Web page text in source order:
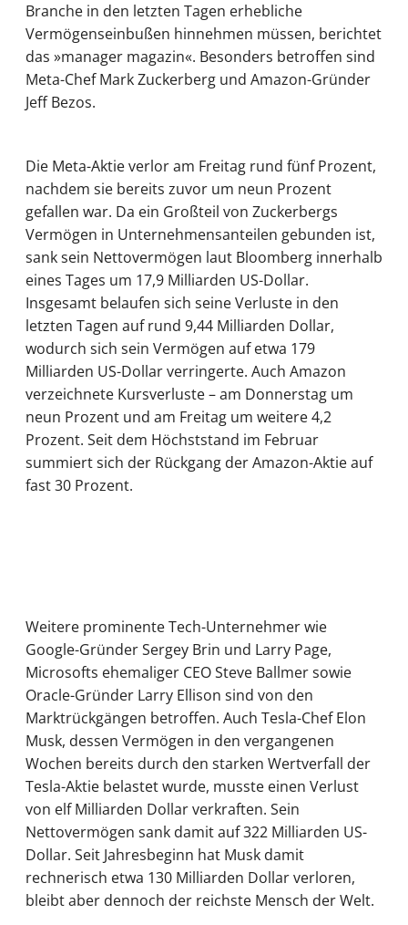
Branche in den letzten Tagen erhebliche
Vermögenseinbußen hinnehmen müssen, berichtet
das »manager magazin«. Besonders betroffen sind
Meta-Chef Mark Zuckerberg und Amazon-Gründer
Jeff Bezos.
Die Meta-Aktie verlor am Freitag rund fünf Prozent,
nachdem sie bereits zuvor um neun Prozent
gefallen war. Da ein Großteil von Zuckerbergs
Vermögen in Unternehmensanteilen gebunden ist,
sank sein Nettovermögen laut Bloomberg innerhalb
eines Tages um 17,9 Milliarden US-Dollar.
Insgesamt belaufen sich seine Verluste in den
letzten Tagen auf rund 9,44 Milliarden Dollar,
wodurch sich sein Vermögen auf etwa 179
Milliarden US-Dollar verringerte. Auch Amazon
verzeichnete Kursverluste – am Donnerstag um
neun Prozent und am Freitag um weitere 4,2
Prozent. Seit dem Höchststand im Februar
summiert sich der Rückgang der Amazon-Aktie auf
fast 30 Prozent.
Weitere prominente Tech-Unternehmer wie
Google-Gründer Sergey Brin und Larry Page,
Microsofts ehemaliger CEO Steve Ballmer sowie
Oracle-Gründer Larry Ellison sind von den
Marktrückgängen betroffen. Auch Tesla-Chef Elon
Musk, dessen Vermögen in den vergangenen
Wochen bereits durch den starken Wertverfall der
Tesla-Aktie belastet wurde, musste einen Verlust
von elf Milliarden Dollar verkraften. Sein
Nettovermögen sank damit auf 322 Milliarden US-
Dollar. Seit Jahresbeginn hat Musk damit
rechnerisch etwa 130 Milliarden Dollar verloren,
bleibt aber dennoch der reichste Mensch der Welt.